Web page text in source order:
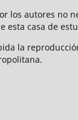
los autores no
esta casa de
la